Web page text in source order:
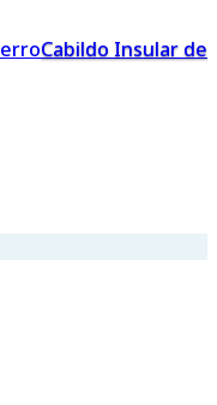
Cabildo Insular de